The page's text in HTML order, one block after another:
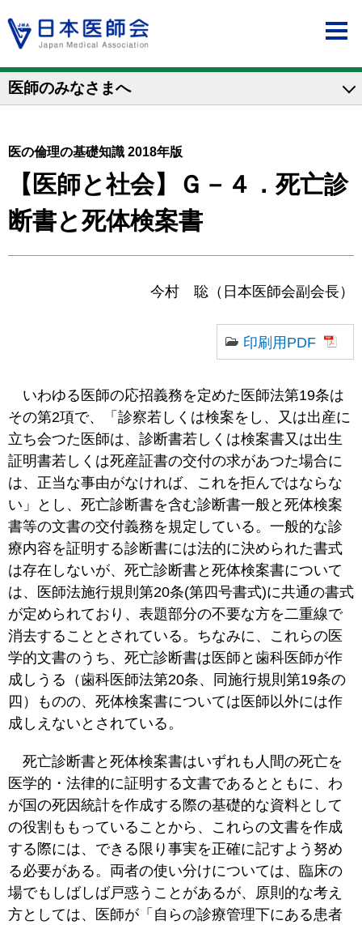
医師のみなさまへ
医の倫理の基礎知識 2018年版
【医師と社会】Ｇ－４．死亡診
断書と死体検案書
今村 聡（日本医師会副会長）
印刷用PDF
いわゆる医師の応招義務を定めた医師法第19条は
その第2項で、「診察若しくは検案をし、又は出産に
立ち会つた医師は、診断書若しくは検案書又は出生
証明書若しくは死産証書の交付の求があつた場合に
は、正当な事由がなければ、これを拒んではならな
い」とし、死亡診断書を含む診断書一般と死体検案
書等の文書の交付義務を規定している。一般的な診
療内容を証明する診断書には法的に決められた書式
は存在しないが、死亡診断書と死体検案書について
は、医師法施行規則第20条(第四号書式)に共通の書式
が定められており、表題部分の不要な方を二重線で
消去することとされている。ちなみに、これらの医
学的文書のうち、死亡診断書は医師と歯科医師が作
成しうる（歯科医師法第20条、同施行規則第19条の
四）ものの、死体検案書については医師以外には作
成しえないとされている。
死亡診断書と死体検案書はいずれも人間の死亡を
医学的・法律的に証明する文書であるとともに、わ
が国の死因統計を作成する際の基礎的な資料として
の役割ももっていることから、これらの文書を作成
する際には、できる限り事実を正確に記すよう努め
る必要がある。両者の使い分けについては、臨床の
場でもしばしば戸惑うことがあるが、原則的な考え
方としては、医師が「自らの診療管理下にある患者